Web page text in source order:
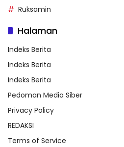
Ruksamin
Halaman
Indeks Berita
Indeks Berita
Indeks Berita
Pedoman Media Siber
Privacy Policy
REDAKSI
Terms of Service